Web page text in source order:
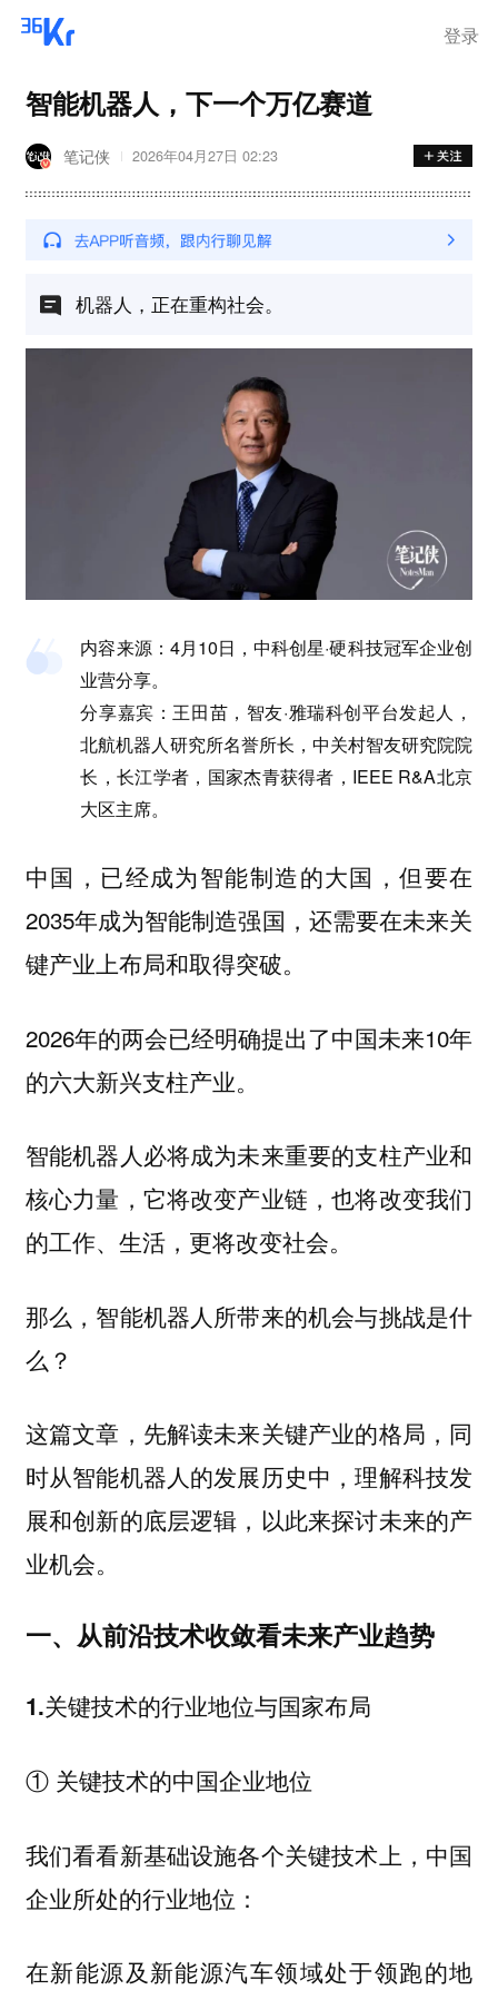
登录
智能机器人，下一个万亿赛道
笔记侠 2026年04月27日 02:23
机器人，正在重构社会。
内容来源：4月10日，中科创星·硬科技冠军企业创
业营分享。
分享嘉宾：王田苗，智友·雅瑞科创平台发起人，
北航机器人研究所名誉所长，中关村智友研究院院
长，长江学者，国家杰青获得者，IEEE R&A北京
大区主席。
中国，已经成为智能制造的大国，但要在
2035年成为智能制造强国，还需要在未来关
键产业上布局和取得突破。
2026年的两会已经明确提出了中国未来10年
的六大新兴支柱产业。
智能机器人必将成为未来重要的支柱产业和
核心力量，它将改变产业链，也将改变我们
的工作、生活，更将改变社会。
那么，智能机器人所带来的机会与挑战是什
么？
这篇文章，先解读未来关键产业的格局，同
时从智能机器人的发展历史中，理解科技发
展和创新的底层逻辑，以此来探讨未来的产
业机会。
一、从前沿技术收敛看未来产业趋势
1.关键技术的行业地位与国家布局
① 关键技术的中国企业地位
我们看看新基础设施各个关键技术上，中国
企业所处的行业地位：
在新能源及新能源汽车领域处于领跑的地